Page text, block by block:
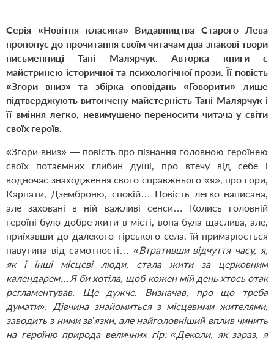
Серія «Новітня класика» Видавництва Старого Лева
пропонує до прочитання своїм читачам два знакові твори
письменниці Тані Малярчук. Авторка книги є
майстринею історичної та психологічної прози. Її повість
«Згори вниз» та збірка оповідань «Говорити» лише
підтверджують витончену майстерність Тані Малярчук і
її вміння легко, невимушено переносити читача у світи
своїх героїв.
«Згори вниз» — повість про пізнання головною героїнею
своїх потаємних глибин душі, про втечу від себе і
водночас знаходження свого справжнього «я», про гори,
Карпати, Дземброню, спокій… Повість легко написана,
але заховані в ній важливі сенси… Колись головній
героїні було добре жити в місті, вона була щаслива, але,
приїхавши до далекого гірського села, їй примарюється
павутина від самотності… «Втративши відчуття часу, я,
як і інші місцеві люди, стала жити за церковним
календарем…Я би хотіла, щоб кожен мій день хтось отак
регламентував. Ще дужче. Визначав, про що треба
думати». Дівчина знайомиться з місцевими жителями,
заводить з ними зв’язки, але найголовніший вплив чинить
на героїню природа величних гір: «Деколи, як зараз, я